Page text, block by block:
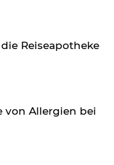
Reiseapotheke
von Allergien bei